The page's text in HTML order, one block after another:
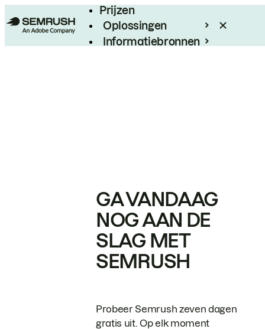
Prijzen
Oplossingen
Informatiebronnen
GA VANDAAG
NOG AAN DE
SLAG MET
SEMRUSH
Probeer Semrush zeven dagen
gratis uit. Op elk moment